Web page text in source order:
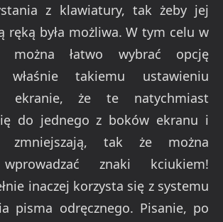
z klawiatury, tak żeby jej
ręką była możliwa. W tym celu w
można łatwo wybrać opcję
właśnie takiemu ustawieniu
ekranie, że te natychmiast
do jednego z boków ekranu i
zmniejszają, tak że można
znaki kciukiem!
inaczej korzysta się z systemu
pisma odręcznego. Pisanie, po